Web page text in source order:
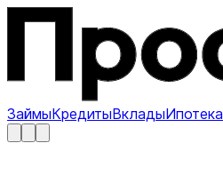
ЗаймыКредитыВкладыИпотека